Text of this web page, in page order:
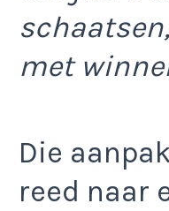
met
Die
reed naar